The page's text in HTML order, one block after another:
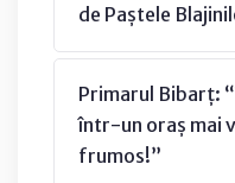
de Paștele
Primarul Bibarț:
într-un oraș mai
frumos!”